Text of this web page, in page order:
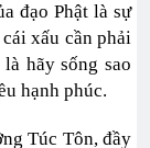
đạo Phật là sự
xấu cần phải
hãy sống sao
hạnh phúc.
Túc Tôn, đầy